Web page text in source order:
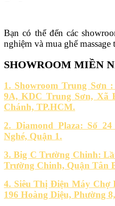
Bạn có thể đến các
nghiệm và mua ghế
SHOWROOM MIỀN
1. Showroom Trung Sơn
9A, KDC Trung Sơn, Xã
Chánh, TP.HCM.
2. Diamond Plaza: Số
Nghé, Quận 1.
3. Big C Trường Chinh:
Trường Chinh, Quận Tân
4. Siêu Thị Điện Máy Chợ
196 Hoàng Diệu, Phường